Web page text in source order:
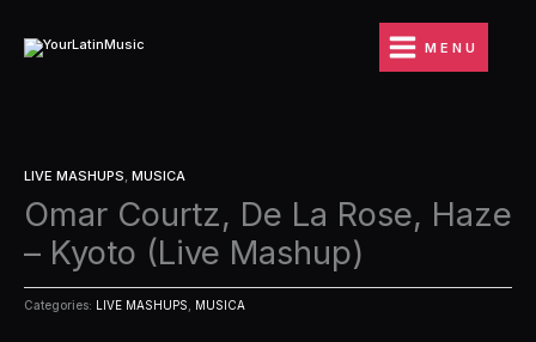
contenido
MENU
LIVE MASHUPS, MUSICA
Omar Courtz, De La Rose, Haze
– Kyoto (Live Mashup)
Categories: LIVE MASHUPS, MUSICA